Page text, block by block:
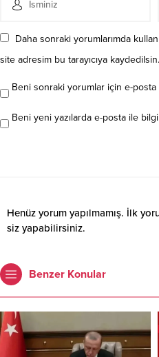
Daha sonraki yorumlarımda
site adresim bu tarayıcıya kaydedilsin.
Beni sonraki yorumlar için e-
Beni yeni yazılarda e-posta ile
Henüz yorum yapılmamış. İlk
siz yapabilirsiniz.
Benzer Konular